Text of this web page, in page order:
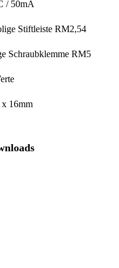
/ 50mA
Stiftleiste RM2,54
Schraubklemme RM5
16mm